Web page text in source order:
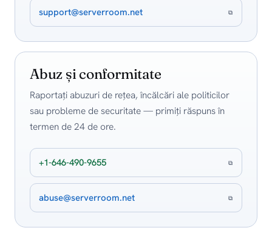
support@serverroom.net ⧉
Abuz și conformitate
Raportați abuzuri de rețea, încălcări ale politicilor
sau probleme de securitate — primiți răspuns în
termen de 24 de ore.
+1-646-490-9655 ⧉
abuse@serverroom.net ⧉